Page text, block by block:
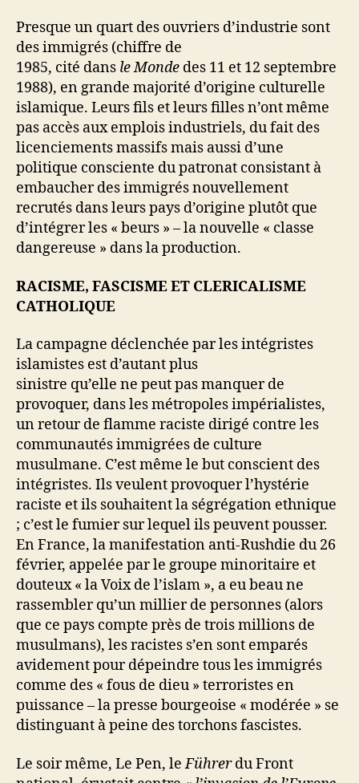
Presque un quart des ouvriers d’industrie sont
des immigrés (chiffre de
1985, cité dans le Monde des 11 et 12 septembre
1988), en grande majorité d’origine culturelle
islamique. Leurs fils et leurs filles n’ont même
pas accès aux emplois industriels, du fait des
licenciements massifs mais aussi d’une
politique consciente du patronat consistant à
embaucher des immigrés nouvellement
recrutés dans leurs pays d’origine plutôt que
d’intégrer les « beurs » – la nouvelle « classe
dangereuse » dans la production.
RACISME, FASCISME ET CLERICALISME
CATHOLIQUE
La campagne déclenchée par les intégristes
islamistes est d’autant plus
sinistre qu’elle ne peut pas manquer de
provoquer, dans les métropoles impérialistes,
un retour de flamme raciste dirigé contre les
communautés immigrées de culture
musulmane. C’est même le but conscient des
intégristes. Ils veulent provoquer l’hystérie
raciste et ils souhaitent la ségrégation ethnique
; c’est le fumier sur lequel ils peuvent pousser.
En France, la manifestation anti-Rushdie du 26
février, appelée par le groupe minoritaire et
douteux « la Voix de l’islam », a eu beau ne
rassembler qu’un millier de personnes (alors
que ce pays compte près de trois millions de
musulmans), les racistes s’en sont emparés
avidement pour dépeindre tous les immigrés
comme des « fous de dieu » terroristes en
puissance – la presse bourgeoise « modérée » se
distinguant à peine des torchons fascistes.
Le soir même, Le Pen, leFührerdu Front